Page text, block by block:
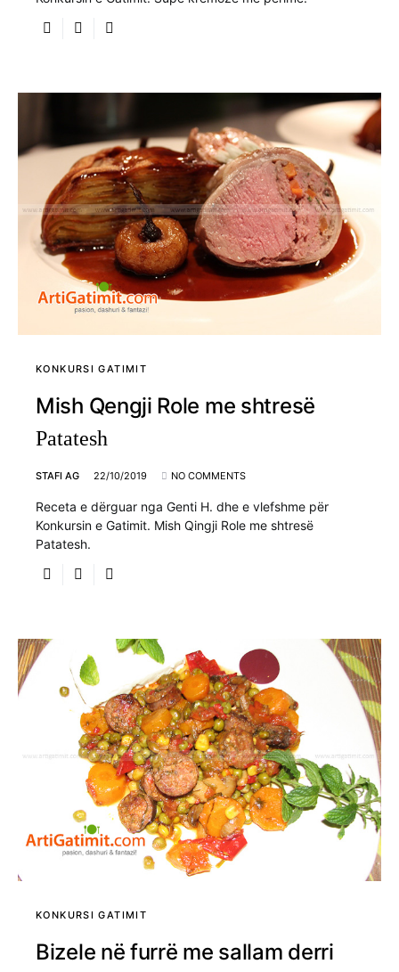
KONKURSI GATIMIT
Mish Qengji Role me shtresë
Patatesh
STAFI AG 22/10/2019 NO COMMENTS
Receta e dërguar nga Genti H. dhe e vlefshme për
Konkursin e Gatimit. Mish Qingji Role me shtresë
Patatesh.
KONKURSI GATIMIT
Bizele në furrë me sallam derri